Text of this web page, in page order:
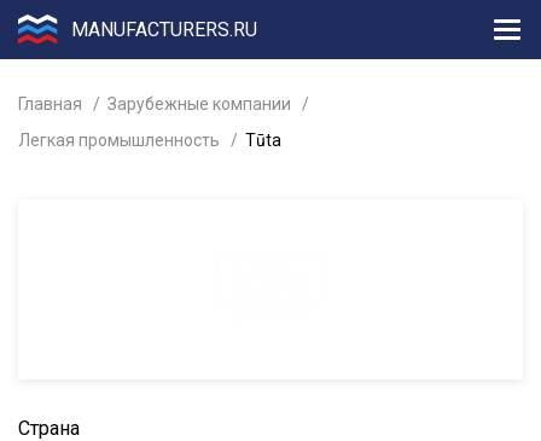
MANUFACTURERS.RU
Главная
Зарубежные компании
Легкая промышленность
Tūta
Страна